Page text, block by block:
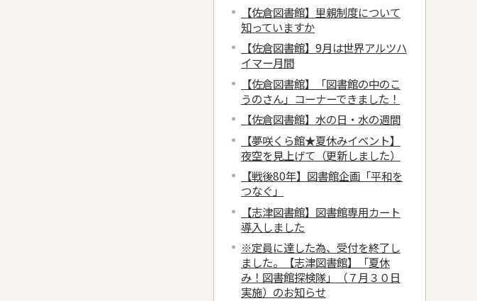
【佐倉図書館】里親制度について
知っていますか
【佐倉図書館】9月は世界アルツハ
イマー月間
【佐倉図書館】「図書館の中のこ
うのさん」コーナーできました！
【佐倉図書館】水の日・水の週間
【夢咲くら館★夏休みイベント】
夜空を見上げて（更新しました）
【戦後80年】図書館企画「平和を
つなぐ」
【志津図書館】図書館専用カート
導入しました
※定員に達した為、受付を終了し
ました。【志津図書館】「夏休
み！図書館探検隊」（７月３０日
実施）のお知らせ